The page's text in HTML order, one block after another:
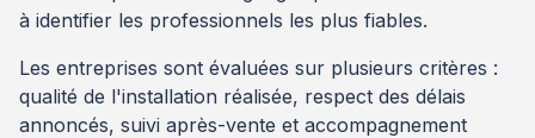
à identifier les professionnels les plus fiables.
Les entreprises sont évaluées sur plusieurs critères :
qualité de l'installation réalisée, respect des délais
annoncés, suivi après-vente et accompagnement